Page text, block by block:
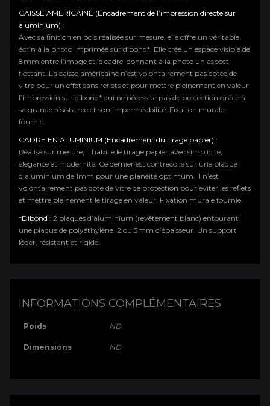
CAISSE AMÉRICAINE (Encadrement de l’impression directe sur
aluminium) :
Avec sa finition en bois réalisée sur mesure, elle offre un véritable
écrin à la photo imprimée sur dibond*. Elle crée un espace visible de
8mm entre l’image et le cadre, donnant à la photo un aspect
flottant. La caisse américaine n’est volontairement pas dotée de
vitre pour un effet sans reflets et pour mettre pleinement en valeur
l’impression sur dibond* qui ne nécessite pas de protection grâce à
sa grande résistance et son imperméabilité. Fixation murale
fournie.
CADRE EN ALUMINIUM (Encadrement du tirage papier) :
Réalisé sur mesure, il habille le tirage papier avec simplicité,
élégance et modernité. Ce dernier est contrecollé sur une plaque
d’aluminium de 1mm pour une planéité optimum. Il n’est
volontairement pas doté de vitre de protection pour éviter les reflets
et mettre pleinement le tirage en valeur. Fixation murale fournie.
*Dibond : 2 plaques d’aluminium (revêtement blanc) entourant
une plaque de polyéthylène. 2 ou 3mm d’épaisseur. Un support
léger, résistant et rigide.
INFORMATIONS COMPLÉMENTAIRES
Poids ND
Dimensions ND